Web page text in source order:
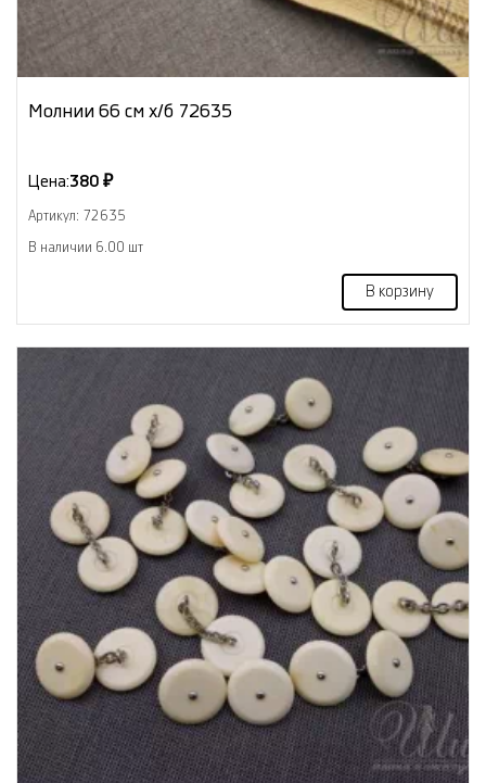
Молнии 66 см х/б 72635
Цена:380 ₽
Артикул: 72635
В наличии 6.00 шт
В корзину